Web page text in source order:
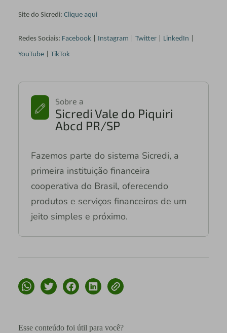
Site do Sicredi: Clique aqui
Redes Sociais: Facebook| Instagram Twitter| LinkedIn
YouTube| TikTok
Sobre a
Sicredi Vale do Piquiri
Abcd PR/SP
Fazemos parte do sistema Sicredi, a
primeira instituição financeira
cooperativa do Brasil, oferecendo
produtos e serviços financeiros de um
jeito simples e próximo.
Esse conteúdo foi útil para você?